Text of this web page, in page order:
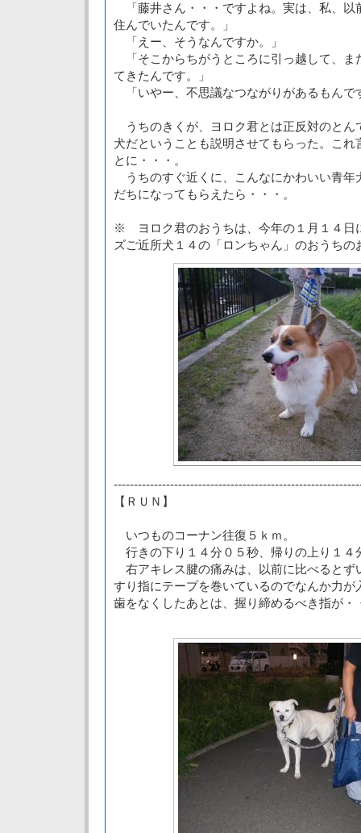
「藤井さん・・・ですよね。実は、私、以
住んでいたんです。」
「えー、そうなんですか。」
「そこからちがうところに引っ越して、ま
てきたんです。」
「いやー、不思議なつながりがあるもんで
うちのきくが、ヨロク君とは正反対のとん
犬だということも説明させてもらった。こ
とに・・・。
うちのすぐ近くに、こんなにかわいい青年
だちになってもらえたら・・・。
※ ヨロク君のおうちは、今年の１月１４日
ズご近所犬１４の「ロンちゃん」のおうちの
【ＲＵＮ】
いつものコーナン往復５ｋｍ。
行きの下り１４分０５秒、帰りの上り１４
右アキレス腱の痛みは、以前に比べるとず
すり指にテープを巻いているのでなんか力が
歯をなくしたあとは、握り締めるべき指が・